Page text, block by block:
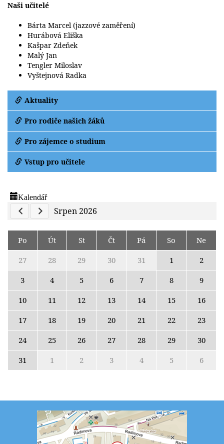
Aktuality
Pro rodiče našich žáků
Pro zájemce o studium
Vstup pro učitele
Kalendář
Previous Calendar
Next Calendar
Srpen 2026
Po Út St Čt Pá So
Ne
27
28 29 30 31 1
2
3
4 5 6 7 8
9
10
11 12 13 14 15
16
17
18 19 20 21 22
23
24
25 26 27 28 29
30
31
1 2 3 4 5 6
Naši učitelé
Bárta Marcel (jazzové zaměření)
Hurábová Eliška
Kašpar Zdeňek
Malý Jan
Tengler Miloslav
Vyštejnová Radka